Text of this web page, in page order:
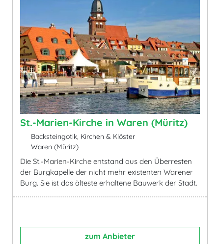
St.-Marien-Kirche in Waren (Müritz)
Backsteingotik, Kirchen & Klöster
Waren (Müritz)
Die St.-Marien-Kirche entstand aus den Überresten
der Burgkapelle der nicht mehr existenten Warener
Burg. Sie ist das älteste erhaltene Bauwerk der Stadt.
zum Anbieter